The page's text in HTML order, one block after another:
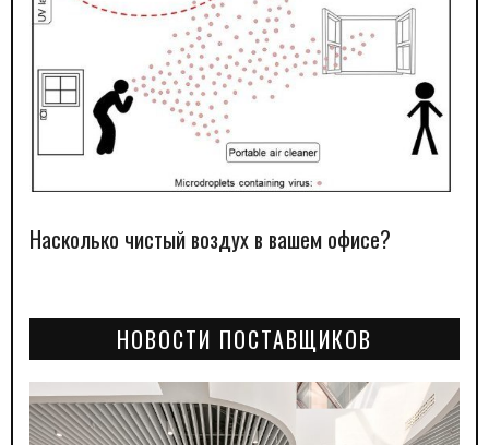
Насколько чистый воздух в вашем офисе?
НОВОСТИ ПОСТАВЩИКОВ